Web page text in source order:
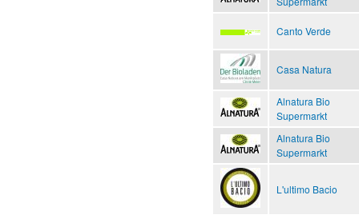
Canto Verde
Casa Natura
Alnatura Bio
Supermarkt
Alnatura Bio
Supermarkt
L'ultimo Bacio